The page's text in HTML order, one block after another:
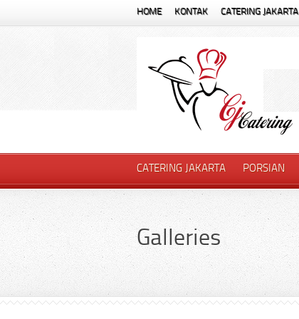
HOME KONTAK CATERING JAKARTA
CATERING JAKARTA PORSIAN
Galleries